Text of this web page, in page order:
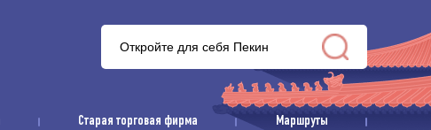
Старая торговая фирма Маршруты